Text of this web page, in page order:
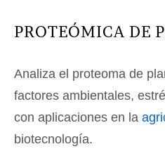
PROTEÓMICA DE
Analiza el proteoma de
factores ambientales,
con aplicaciones en la
biotecnología.